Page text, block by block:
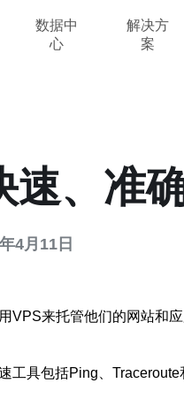
数据中
心
解决方
案
速、准
4月11日
来托管他们的网站和
具包括Ping、